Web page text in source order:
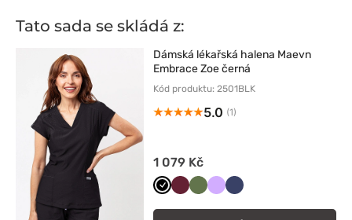
Tato sada se skládá z:
Dámská lékařská halena Maevn
Embrace Zoe černá
Kód produktu: 2501BLK
5.0 (1)
1 079 Kč
CzarnyWiśniowy
Oliwkowy
Lawendowy
Ciemny